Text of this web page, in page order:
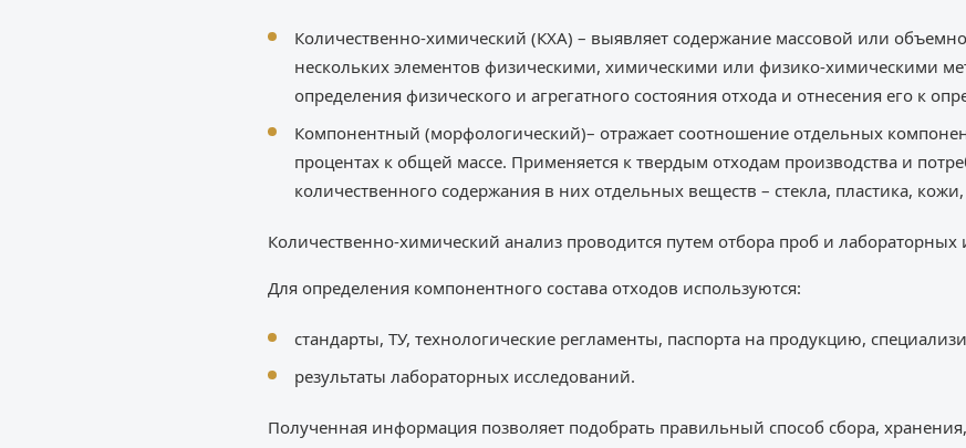
Количественно-химический (КХА) – выявляет содержание массовой или
нескольких элементов физическими, химическими или физико-химическими
определения физического и агрегатного состояния отхода и отнесения его к
Компонентный (морфологический)– отражает соотношение отдельных
процентах к общей массе. Применяется к твердым отходам производства и
количественного содержания в них отдельных веществ – стекла, пластика,
Количественно-химический анализ проводится путем отбора проб и лабораторных
Для определения компонентного состава отходов используются:
стандарты, ТУ, технологические регламенты, паспорта на продукцию,
результаты лабораторных исследований.
Полученная информация позволяет подобрать правильный способ сбора,